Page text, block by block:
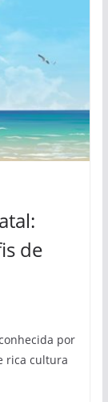
de
por
rica cultura